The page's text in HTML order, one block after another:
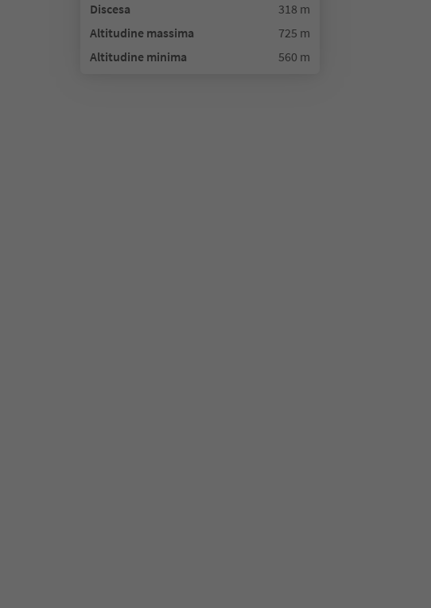
Discesa
318 m
Altitudine massima
725 m
Altitudine minima
560 m